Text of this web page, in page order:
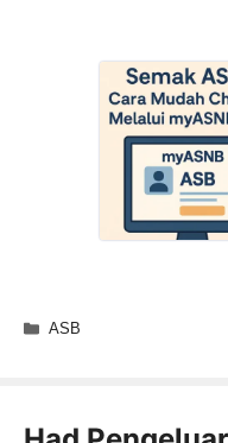
Categories
ASB